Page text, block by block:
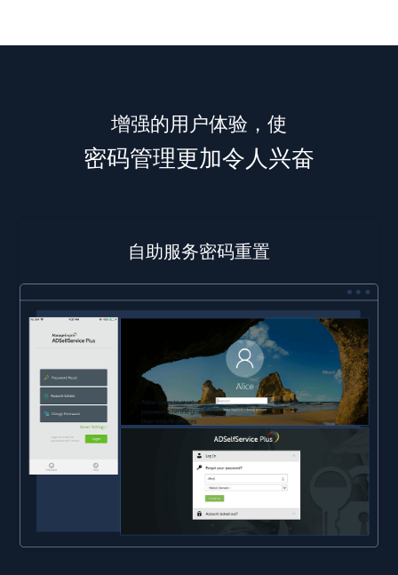
增强的用户体验，使
密码管理更加令人兴奋
自助服务密码重置